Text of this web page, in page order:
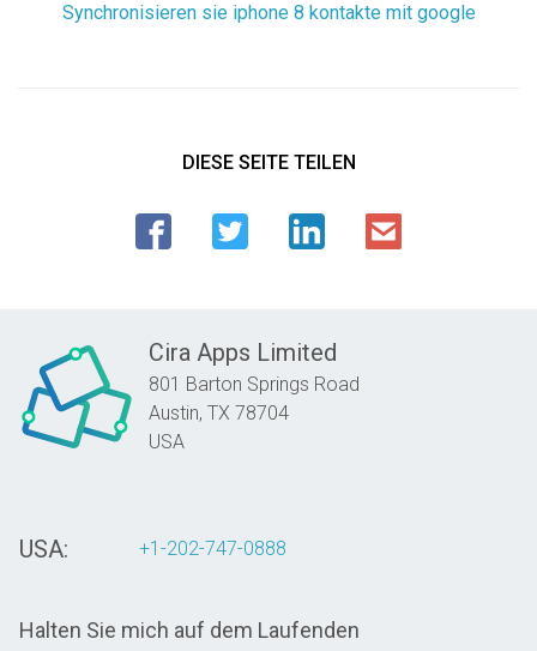
Synchronisieren sie iphone 8 kontakte mit google
DIESE SEITE TEILEN
Cira Apps Limited
801 Barton Springs Road
Austin, TX 78704
USA
USA: +1-202-747-0888
Halten Sie mich auf dem Laufenden